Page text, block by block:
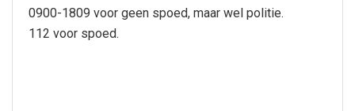
0900-1809 voor geen spoed, maar wel politie.
112 voor spoed.